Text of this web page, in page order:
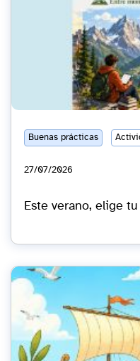
27/07/2026
Buenas prácticas
Este verano, elige